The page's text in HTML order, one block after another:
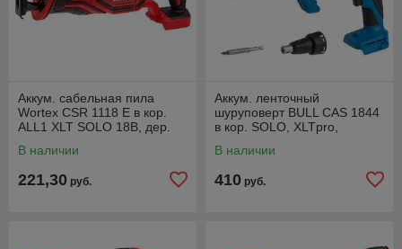
Аккум. сабельная пила
Wortex CSR 1118 E в кор.
ALL1 XLT SOLO 18В, дер.
В наличии
221,30 руб.
Аккум. ленточный
шуруповерт BULL CAS 1844
в кор. SOLO, XLTpro,
57 мм
В наличии
410 руб.